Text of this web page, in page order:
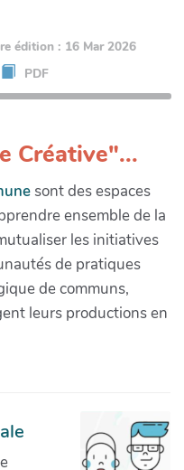
édition : 16 Mar 2026
PDF